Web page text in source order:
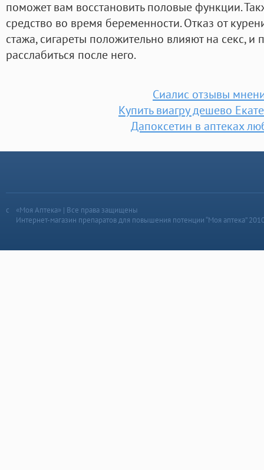
поможет вам восстановить половые функции.
средство во время беременности. Отказ от
стажа, сигареты положительно влияют на секс,
расслабиться после него.
Сиалис отзывы
Купить виагру дешево
Дапоксетин в аптеках
«Моя Аптека» | Все права защищены
Интернет-магазин препаратов для повышения потенции “Моя аптека”